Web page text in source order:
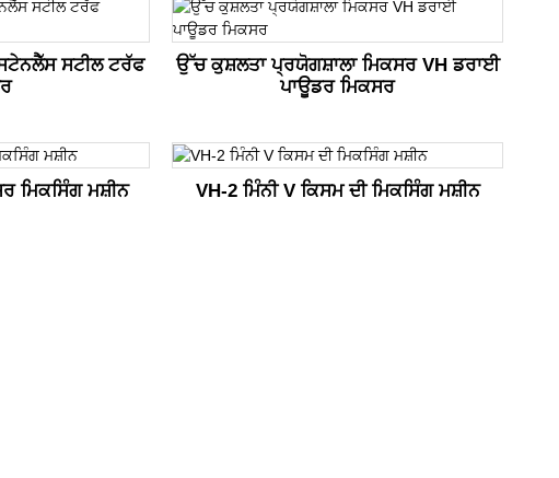
ਸਟੀਲ ਟਰੱਫ
ਉੱਚ ਕੁਸ਼ਲਤਾ ਪ੍ਰਯੋਗਸ਼ਾਲਾ ਮਿਕਸਰ VH ਡਰਾਈ
ਪਾਊਡਰ ਮਿਕਸਰ
ਮਿਕਸਿੰਗ ਮਸ਼ੀਨ VH-2 ਮਿੰਨੀ V ਕਿਸਮ ਦੀ ਮਿਕਸਿੰਗ ਮਸ਼ੀਨ